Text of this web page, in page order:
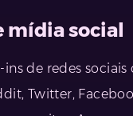
mídia social
ins de redes
Twitter,